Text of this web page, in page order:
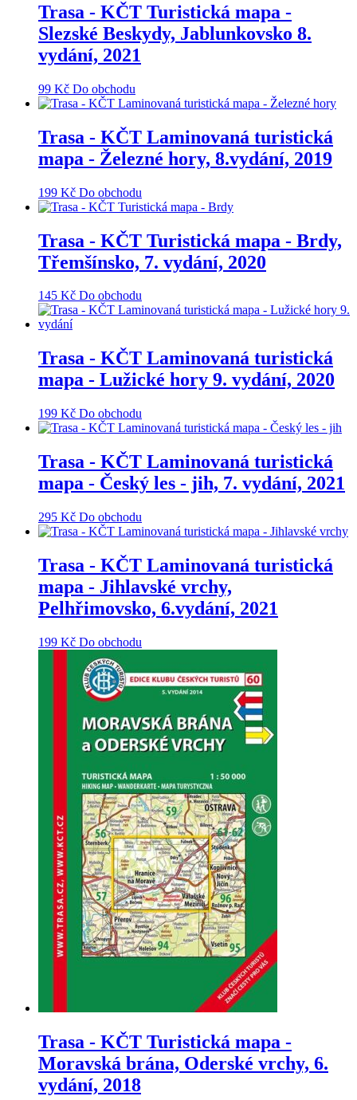
Trasa - KČT Turistická mapa -
Slezské Beskydy, Jablunkovsko 8.
vydání, 2021
99 Kč Do obchodu
Trasa - KČT Laminovaná turistická
mapa - Železné hory, 8.vydání, 2019
199 Kč Do obchodu
Trasa - KČT Turistická mapa - Brdy,
Třemšínsko, 7. vydání, 2020
145 Kč Do obchodu
Trasa - KČT Laminovaná turistická
mapa - Lužické hory 9. vydání, 2020
199 Kč Do obchodu
Trasa - KČT Laminovaná turistická
mapa - Český les - jih, 7. vydání, 2021
295 Kč Do obchodu
Trasa - KČT Laminovaná turistická
mapa - Jihlavské vrchy,
Pelhřimovsko, 6.vydání, 2021
199 Kč Do obchodu
Trasa - KČT Turistická mapa -
Moravská brána, Oderské vrchy, 6.
vydání, 2018